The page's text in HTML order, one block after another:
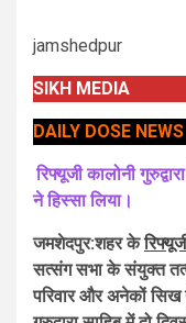
jamshedpur
SIKH MEDIA
DAILY DOSE NEWS
रिफ्यूजी कालोनी
ने हिस्सा लिया।
जमशेदपुर:शहर के
सत्संग सभा के संयुक्त
परिवार और अनेकों सिख